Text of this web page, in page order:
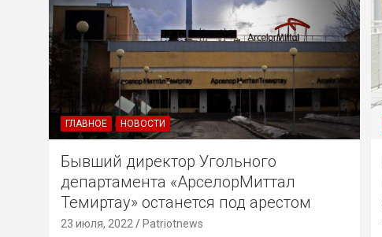
ГЛАВНОЕ НОВОСТИ
Бывший директор Угольного
департамента «АрселорМиттал
Темиртау» останется под арестом
23 июля, 2022 Patriotnews